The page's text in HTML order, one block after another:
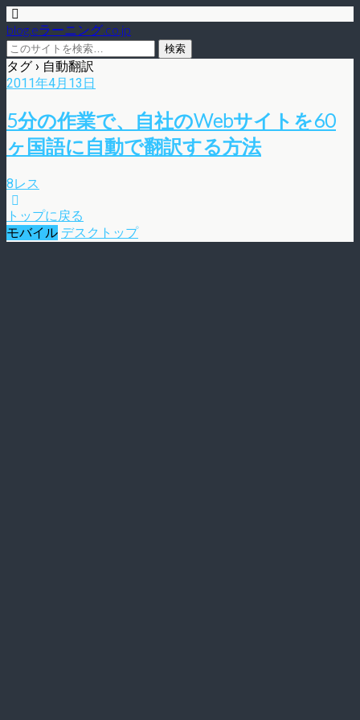
blog.eラーニング.co.jp
タグ › 自動翻訳
2011年4月13日
5分の作業で、自社のWebサイトを60
ヶ国語に自動で翻訳する方法
8レス
トップに戻る
モバイル デスクトップ